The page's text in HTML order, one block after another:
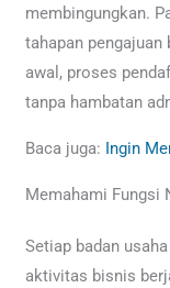
membingungkan.
tahapan
awal, proses
tanpa hambatan
Baca juga: Ingin
Memahami Fungsi
Setiap badan
aktivitas bisnis